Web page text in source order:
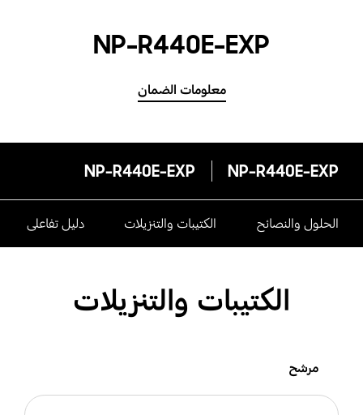
NP-R440E-EXP
معلومات الضمان
NP-R440E-EXP
NP-R440E-EXP
الحلول والنصائح الكتيبات والتنزيلات دليل تفاعلى
الكتيبات والتنزيلات
مرشح